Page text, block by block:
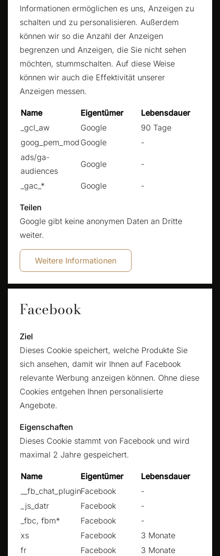
Informationen ermöglichen es uns, Anzeigen zu
schalten und zu personalisieren. Außerdem
können wir so die Anzahl der Anzeigen
begrenzen und Anzeigen, die Sie nicht sehen
möchten, stummschalten. Auf diese Weise
können wir auch die Effektivität unserer
Anzeigen messen.
Name Eigentümer
Lebensdauer
_gcl_aw
Google
90 Tage
goog_pem_mod Google
-
ads/ga-
audiences
Google -
_gac_* Google -
Teilen
Google gibt keine anonymen Daten an Dritte
weiter.
Weitere Informationen
Facebook
Ziel
Dieses Cookie speichert, welche Produkte Sie
sich ansehen, damit wir Ihnen auf Facebook
relevante Werbung anzeigen können. Ohne diese
Cookies entgehen Ihnen personalisierte
Angebote.
Eigenschaften
Dieses Cookie stammt von Facebook und wird
maximal 2 Jahre gespeichert.
Name Eigentümer
Lebensdauer
__fb_chat_pluginFacebook
-
_js_datr
Facebook
-
_fbc, fbm*
Facebook
-
xs
Facebook
3 Monate
fr
Facebook 3 Monate